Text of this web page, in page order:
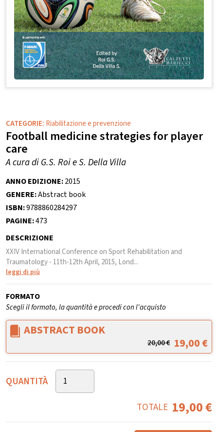
CATEGORIE: Riabilitazione e prevenzione
Football medicine strategies for player
care
A cura di G.S. Roi e S. Della Villa
ANNO EDIZIONE:2015
GENERE:Abstract book
ISBN:9788860284297
PAGINE:473
DESCRIZIONE
XXIV International Conference on Sport Rehabilitation and
Traumatology - 11th-12th April, 2015, Lond...
leggi di più
FORMATO
Scegli il formato, la quantità e procedi con l'acquisto
ABSTRACT BOOK
20,00€ 19,00€
QUANTITÀ
TOTALE 19,00€